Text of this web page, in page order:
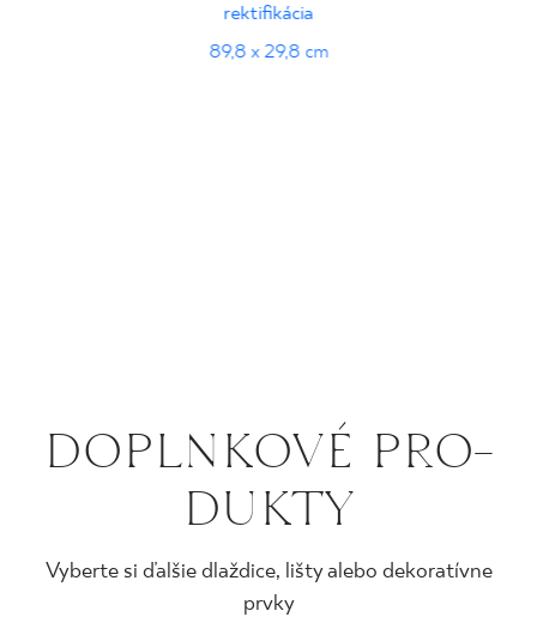
rektifikácia
89,8 x 29,8 cm
DO­PL­N­KO­VÉ PRO­
DUK­TY
Vyberte si ďalšie dlaždice, lišty alebo dekoratívne
prvky